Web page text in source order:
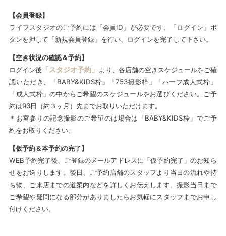
【会員登録】
ライフスタジオのご予約には「会員ID」が必要です。「ログイン」ボ
タンを押して「新規会員登録」を行い、ログインを完了して下さい。
【空き状況の確認＆予約】
ログイン後 「スタジオ予約」
より、各店舗の空きスケジュールをご確
認いただき、「BABY&KIDS枠」「753撮影枠」「ハーフ成人式枠」
「成人式枠」の中からご希望のスケジュールをお選びください。ご予
約は93日（約３ヶ月）先までお取りいただけます。
＊お宮参りの記念撮影のご希望のは場合は「BABY&KIDS枠」でご予
約をお取りください。
【仮予約＆本予約の完了】
WEB予約完了後、ご登録のメールアドレスに「仮予約完了」のお知ら
せをお送りします。後日、ご予約店舗のスタッフより当日の流れや持
ち物、ご来店までの道案内などを詳しくお伝えします。撮影当日まで
ご希望や疑問になる部分がありましたらお気軽にスタッフまでお申し
付けください。